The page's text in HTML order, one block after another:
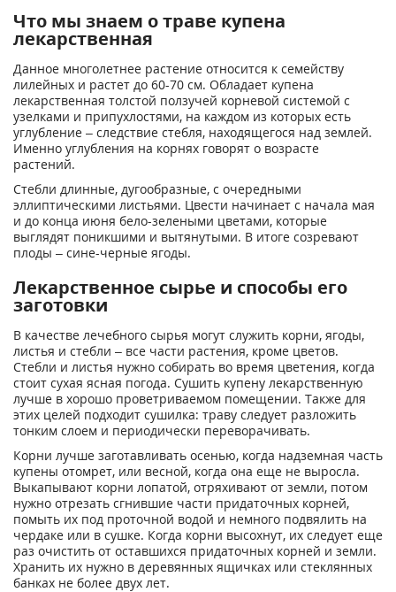
Что мы знаем о траве купена
лекарственная
Данное многолетнее растение относится к семейству
лилейных и растет до 60-70 см. Обладает купена
лекарственная толстой ползучей корневой системой с
узелками и припухлостями, на каждом из которых есть
углубление – следствие стебля, находящегося над землей.
Именно углубления на корнях говорят о возрасте
растений.
Стебли длинные, дугообразные, с очередными
эллиптическими листьями. Цвести начинает с начала мая
и до конца июня бело-зелеными цветами, которые
выглядят поникшими и вытянутыми. В итоге созревают
плоды – сине-черные ягоды.
Лекарственное сырье и способы его
заготовки
В качестве лечебного сырья могут служить корни, ягоды,
листья и стебли – все части растения, кроме цветов.
Стебли и листья нужно собирать во время цветения, когда
стоит сухая ясная погода. Сушить купену лекарственную
лучше в хорошо проветриваемом помещении. Также для
этих целей подходит сушилка: траву следует разложить
тонким слоем и периодически переворачивать.
Корни лучше заготавливать осенью, когда надземная часть
купены отомрет, или весной, когда она еще не выросла.
Выкапывают корни лопатой, отряхивают от земли, потом
нужно отрезать сгнившие части придаточных корней,
помыть их под проточной водой и немного подвялить на
чердаке или в сушке. Когда корни высохнут, их следует еще
раз очистить от оставшихся придаточных корней и земли.
Хранить их нужно в деревянных ящичках или стеклянных
банках не более двух лет.